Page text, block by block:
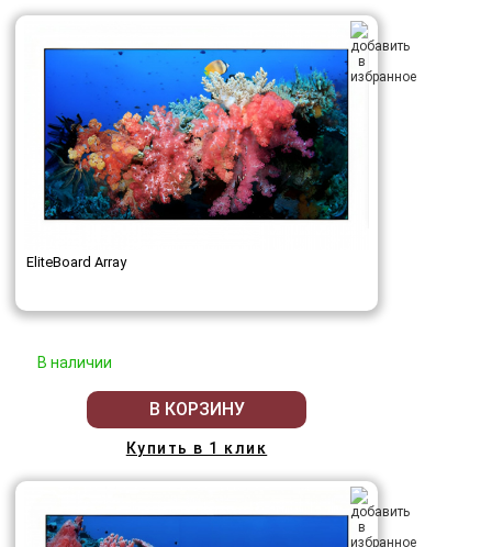
EliteBoard Array
В наличии
В КОРЗИНУ
Купить в 1 клик